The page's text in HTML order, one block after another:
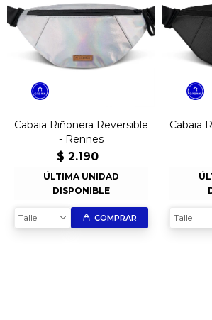
Cabaia Riñonera Reversible
- Rennes
$ 2.190
ÚLTIMA UNIDAD
DISPONIBLE
Talle COMPRAR
Cabaia
Talle